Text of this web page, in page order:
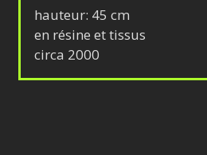
hauteur: 45 cm
en résine et tissus
circa 2000